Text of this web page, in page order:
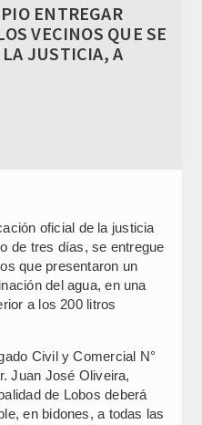
ENTREGAR
VECINOS QUE SE
JUSTICIA, A
oficial de la justicia
de tres días, se entregue
que presentaron un
del agua, en una
a los 200 litros
Civil y Comercial N°
Juan José Oliveira,
de Lobos deberá
en bidones, a todas las